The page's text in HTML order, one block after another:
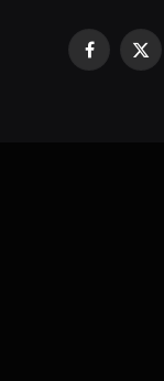
Facebook
X